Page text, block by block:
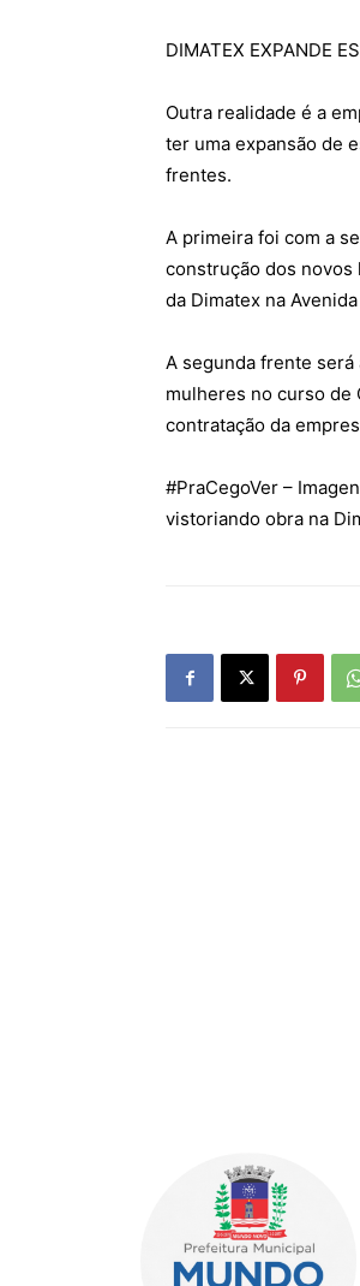
DIMATEX EXPANDE
Outra realidade é a
ter uma expansão de
frentes.
A primeira foi com a
construção dos novos
da Dimatex na
A segunda frente
mulheres no curso de
contratação da
#PraCegoVer –
vistoriando obra na